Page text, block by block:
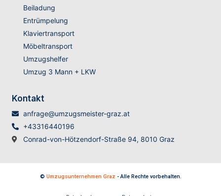
Beiladung
Entrümpelung
Klaviertransport
Möbeltransport
Umzugshelfer
Umzug 3 Mann + LKW
Kontakt
anfrage@umzugsmeister-graz.at
+43316440196
Conrad-von-Hötzendorf-Straße 94, 8010 Graz
© Umzugsunternehmen Graz - Alle Rechte vorbehalten.